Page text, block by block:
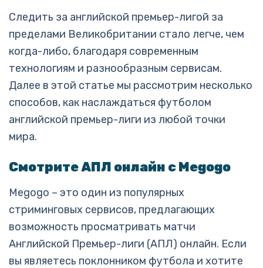
Следить за английской премьер-лигой за
пределами Великобритании стало легче, чем
когда-либо, благодаря современным
технологиям и разнообразным сервисам.
Далее в этой статье мы рассмотрим несколько
способов, как наслаждаться футболом
английской премьер-лиги из любой точки
мира.
Смотрите АПЛ онлайн с Megogo
Megogo – это один из популярных
стриминговых сервисов, предлагающих
возможность просматривать матчи
Английской Премьер-лиги (АПЛ) онлайн. Если
вы являетесь поклонником футбола и хотите